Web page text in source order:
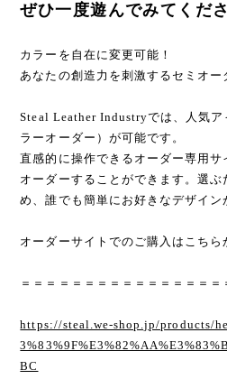
ぜひ一度遊んでみてくだ
カラーを自在に変更可能！
あなたの創造力を刺激するセミオー
Steal Leather Industryでは、人気ア
ラーオーダー）が可能です。
直感的に操作できるオーダー専用サ
オーダーすることができます。選
め、誰でも簡単にお好きなデザイン
オーダーサイトでのご購入はこちら
＝＝＝＝＝＝＝＝＝＝＝＝＝＝＝＝
https://steal.we-shop.jp/products/
BC